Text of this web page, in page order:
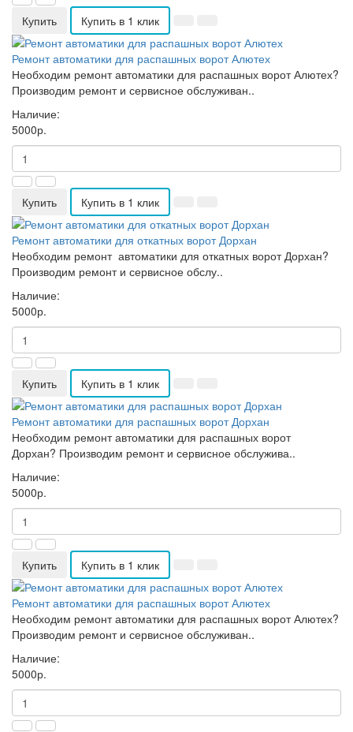
Купить Купить в 1 клик
Ремонт автоматики для распашных ворот Алютех
Необходим ремонт автоматики для распашных ворот Алютех?
Производим ремонт и сервисное обслуживан..
Наличие:
5000р.
Купить Купить в 1 клик
Ремонт автоматики для откатных ворот Дорхан
Необходим ремонт автоматики для откатных ворот Дорхан?
Производим ремонт и сервисное обслу..
Наличие:
5000р.
Купить Купить в 1 клик
Ремонт автоматики для распашных ворот Дорхан
Необходим ремонт автоматики для распашных ворот
Дорхан? Производим ремонт и сервисное обслужива..
Наличие:
5000р.
Купить Купить в 1 клик
Ремонт автоматики для распашных ворот Алютех
Необходим ремонт автоматики для распашных ворот Алютех?
Производим ремонт и сервисное обслуживан..
Наличие:
5000р.